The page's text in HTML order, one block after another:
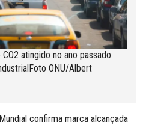
atingido no ano passado
ONU/Albert
confirma marca alcançada